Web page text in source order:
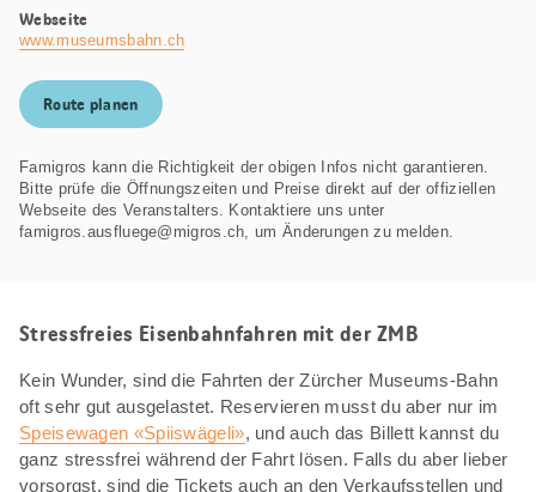
Webseite
www.museumsbahn.ch
Route planen
Famigros kann die Richtigkeit der obigen Infos nicht garantieren.
Bitte prüfe die Öffnungszeiten und Preise direkt auf der offiziellen
Webseite des Veranstalters. Kontaktiere uns unter
famigros.ausfluege@migros.ch, um Änderungen zu melden.
Stressfreies Eisenbahnfahren mit der ZMB
Kein Wunder, sind die Fahrten der Zürcher Museums-Bahn
oft sehr gut ausgelastet. Reservieren musst du aber nur im
Speisewagen «Spiiswägeli», und auch das Billett kannst du
ganz stressfrei während der Fahrt lösen. Falls du aber lieber
vorsorgst, sind die Tickets auch an den Verkaufsstellen und